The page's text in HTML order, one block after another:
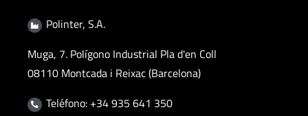
Polinter, S.A.
Muga, 7. Polígono Industrial Pla d'en Coll
08110 Montcada i Reixac (Barcelona)
Teléfono: +34 935 641 350